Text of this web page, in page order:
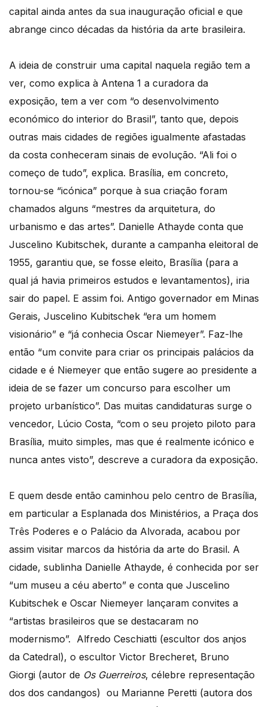
capital ainda antes da sua inauguração oficial e que
abrange cinco décadas da história da arte brasileira.
A ideia de construir uma capital naquela região tem a
ver, como explica à Antena 1 a curadora da
exposição, tem a ver com “o desenvolvimento
económico do interior do Brasil”, tanto que, depois
outras mais cidades de regiões igualmente afastadas
da costa conheceram sinais de evolução. “Ali foi o
começo de tudo”, explica. Brasília, em concreto,
tornou-se “icónica” porque à sua criação foram
chamados alguns “mestres da arquitetura, do
urbanismo e das artes”. Danielle Athayde conta que
Juscelino Kubitschek, durante a campanha eleitoral de
1955, garantiu que, se fosse eleito, Brasília (para a
qual já havia primeiros estudos e levantamentos), iria
sair do papel. E assim foi. Antigo governador em Minas
Gerais, Juscelino Kubitschek “era um homem
visionário” e “já conhecia Oscar Niemeyer”. Faz-lhe
então “um convite para criar os principais palácios da
cidade e é Niemeyer que então sugere ao presidente a
ideia de se fazer um concurso para escolher um
projeto urbanístico”. Das muitas candidaturas surge o
vencedor, Lúcio Costa, “com o seu projeto piloto para
Brasília, muito simples, mas que é realmente icónico e
nunca antes visto”, descreve a curadora da exposição.
E quem desde então caminhou pelo centro de Brasília,
em particular a Esplanada dos Ministérios, a Praça dos
Três Poderes e o Palácio da Alvorada, acabou por
assim visitar marcos da história da arte do Brasil. A
cidade, sublinha Danielle Athayde, é conhecida por ser
“um museu a céu aberto” e conta que Juscelino
Kubitschek e Oscar Niemeyer lançaram convites a
“artistas brasileiros que se destacaram no
modernismo”. Alfredo Ceschiatti (escultor dos anjos
da Catedral), o escultor Victor Brecheret, Bruno
Giorgi (autor de Os Guerreiros, célebre representação
dos dos candangos) ou Marianne Peretti (autora dos